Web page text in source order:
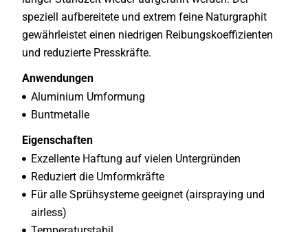
speziell aufbereitete und extrem feine Naturgraphit
gewährleistet einen niedrigen Reibungskoeffizienten
und reduzierte Presskräfte.
Anwendungen
Aluminium Umformung
Buntmetalle
Eigenschaften
Exzellente Haftung auf vielen Untergründen
Reduziert die Umformkräfte
Für alle Sprühsysteme geeignet (airspraying und
airless)